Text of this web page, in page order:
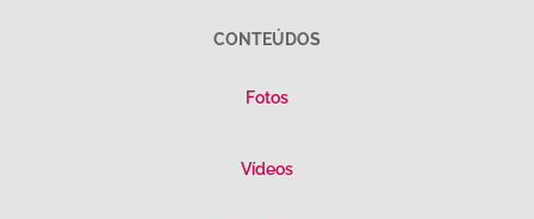
CONTEÚDOS
Fotos
Vídeos